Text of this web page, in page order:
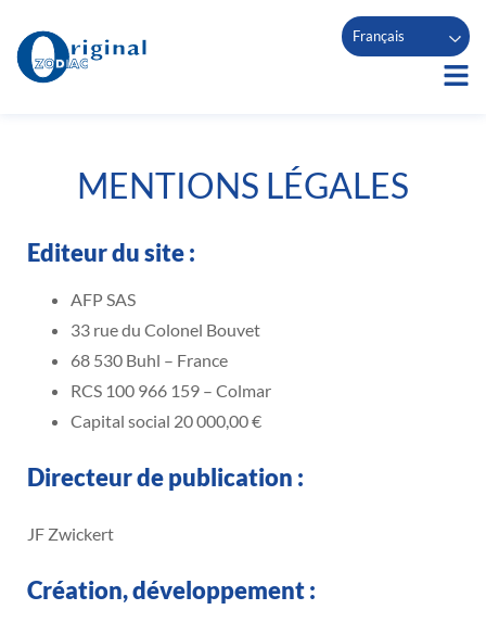
Français
MENTIONS LÉGALES
Editeur du site :
AFP SAS
33 rue du Colonel Bouvet
68 530 Buhl – France
RCS 100 966 159 – Colmar
Capital social 20 000,00 €
Directeur de publication :
JF Zwickert
Création, développement :